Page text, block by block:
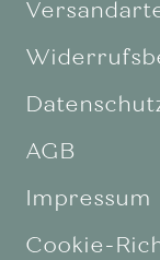
AGB
Impressum
Cookie-